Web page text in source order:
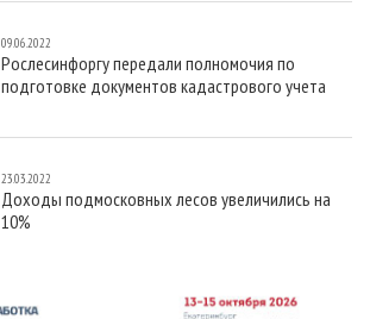
09.06.2022
Рослесинфоргу передали полномочия по
подготовке документов кадастрового учета
23.03.2022
Доходы подмосковных лесов увеличились на
10%